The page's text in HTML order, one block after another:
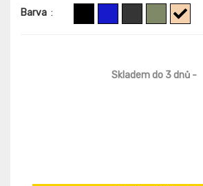
Barva :
Skladem do 3 dnů -